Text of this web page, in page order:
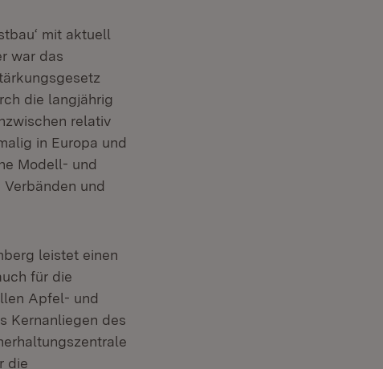
mit aktuell
war das
die langjährig
relativ
in Europa und
Modell- und
und
leistet einen
für die
Apfel- und
Kernanliegen des
die